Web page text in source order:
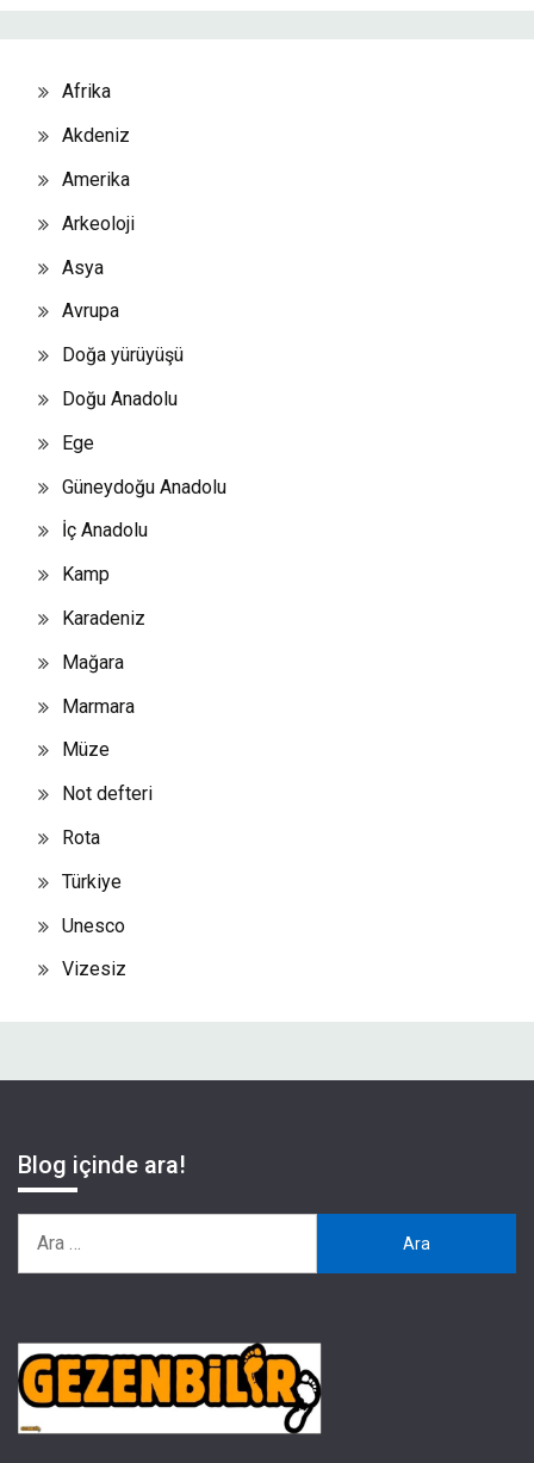
Afrika
Akdeniz
Amerika
Arkeoloji
Asya
Avrupa
Doğa yürüyüşü
Doğu Anadolu
Ege
Güneydoğu Anadolu
İç Anadolu
Kamp
Karadeniz
Mağara
Marmara
Müze
Not defteri
Rota
Türkiye
Unesco
Vizesiz
Blog içinde ara!